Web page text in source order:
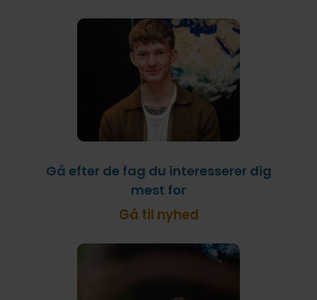
Gå efter de fag du interesserer dig
mest for
Gå til nyhed